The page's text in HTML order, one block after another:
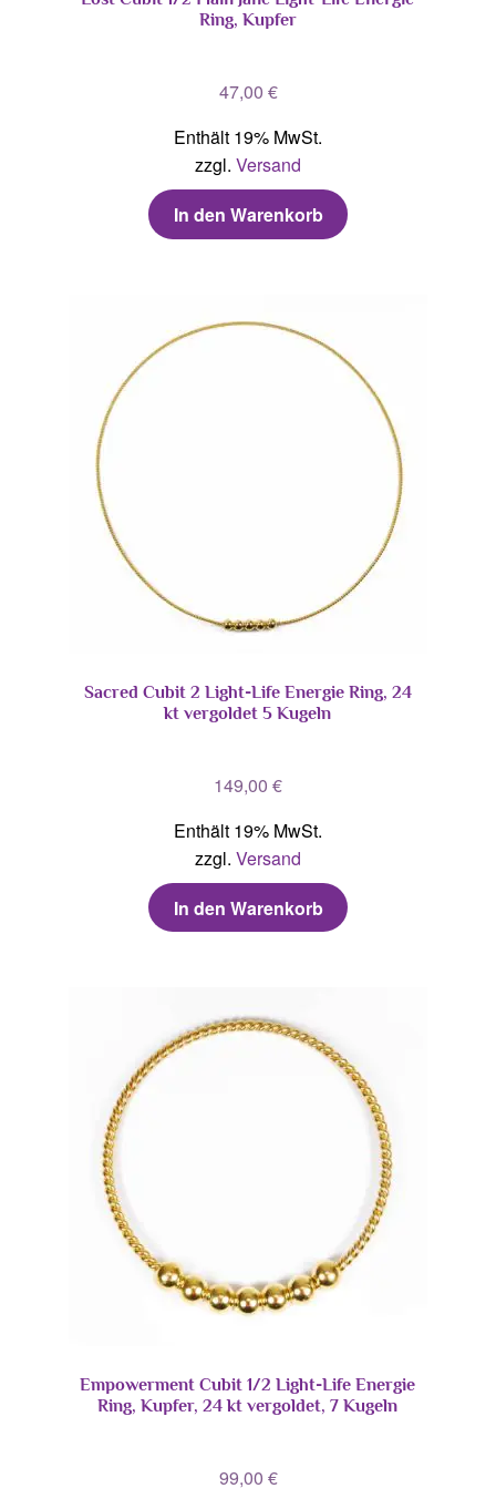
Ring, Kupfer
47,00 €
Enthält 19% MwSt.
zzgl. Versand
In den Warenkorb
Sacred Cubit 2 Light-Life Energie Ring, 24
kt vergoldet 5 Kugeln
149,00 €
Enthält 19% MwSt.
zzgl. Versand
In den Warenkorb
Empowerment Cubit 1/2 Light-Life Energie
Ring, Kupfer, 24 kt vergoldet, 7 Kugeln
99,00 €